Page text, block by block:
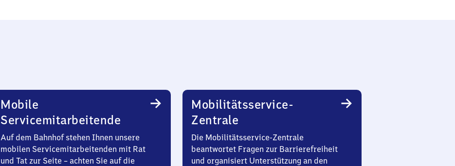
Mobile
Servicemitarbeitende
Auf dem Bahnhof stehen Ihnen unsere
mobilen Servicemitarbeitenden mit Rat
und Tat zur Seite – achten Sie auf die
Mobilitätsservice-
Zentrale
Die Mobilitätsservice-Zentrale
beantwortet Fragen zur Barrierefreiheit
und organisiert Unterstützung an den